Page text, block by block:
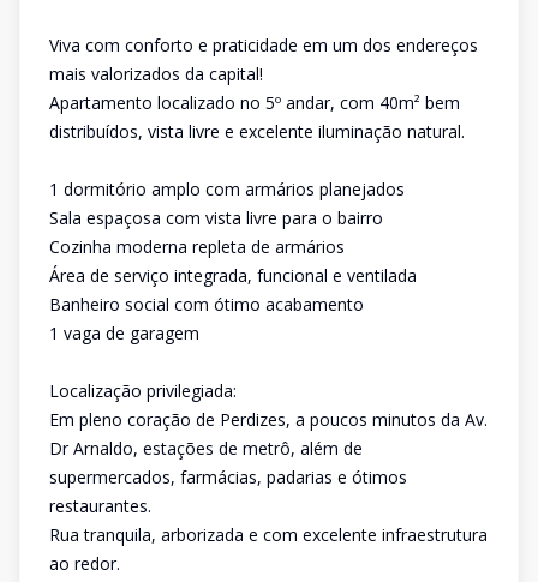
Viva com conforto e praticidade em um dos endereços
mais valorizados da capital!
Apartamento localizado no 5º andar, com 40m² bem
distribuídos, vista livre e excelente iluminação natural.
1 dormitório amplo com armários planejados
Sala espaçosa com vista livre para o bairro
Cozinha moderna repleta de armários
Área de serviço integrada, funcional e ventilada
Banheiro social com ótimo acabamento
1 vaga de garagem
Localização privilegiada:
Em pleno coração de Perdizes, a poucos minutos da Av.
Dr Arnaldo, estações de metrô, além de
supermercados, farmácias, padarias e ótimos
restaurantes.
Rua tranquila, arborizada e com excelente infraestrutura
ao redor.